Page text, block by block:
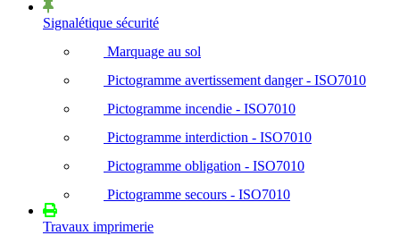
Signalétique sécurité
Marquage au sol
Pictogramme avertissement danger - ISO7010
Pictogramme incendie - ISO7010
Pictogramme interdiction - ISO7010
Pictogramme obligation - ISO7010
Pictogramme secours - ISO7010
Travaux imprimerie